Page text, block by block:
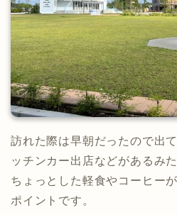
訪れた際は早朝だったので出
ッチンカー出店などがあるみた
ちょっとした軽食やコーヒー
ポイントです。